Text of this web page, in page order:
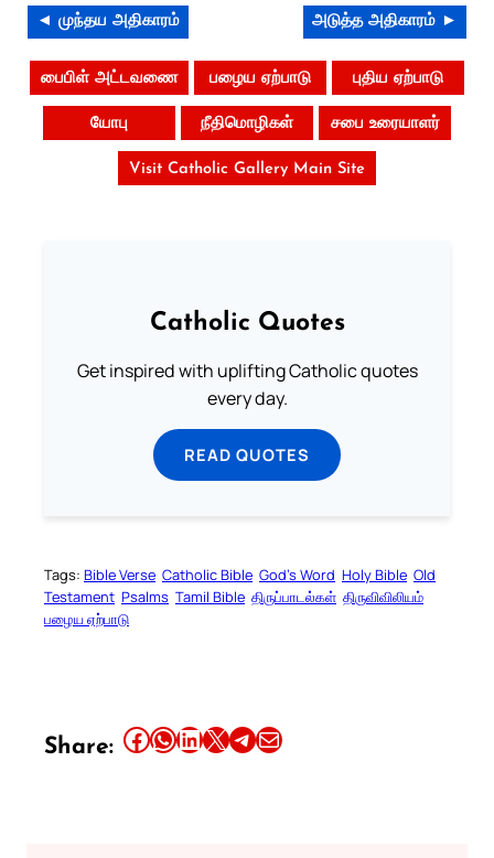
◄ முந்தய அதிகாரம் அடுத்த அதிகாரம் ►
பைபிள் அட்டவணை பழைய ஏற்பாடு புதிய ஏற்பாடு
யோபு நீதிமொழிகள் சபை உரையாளர்
Visit Catholic Gallery Main Site
Catholic Quotes
Get inspired with uplifting Catholic quotes
every day.
READ QUOTES
Tags: Bible Verse Catholic Bible God’s Word Holy Bible Old
Testament Psalms Tamil Bible திருப்பாடல்கள் திருவிவிலியம்
பழைய ஏற்பாடு
Share: Share this article on Facebook Share this article on WhatsApp Share this article on LinkedIn Share this article on X Share this article on TelegramEmail this Article